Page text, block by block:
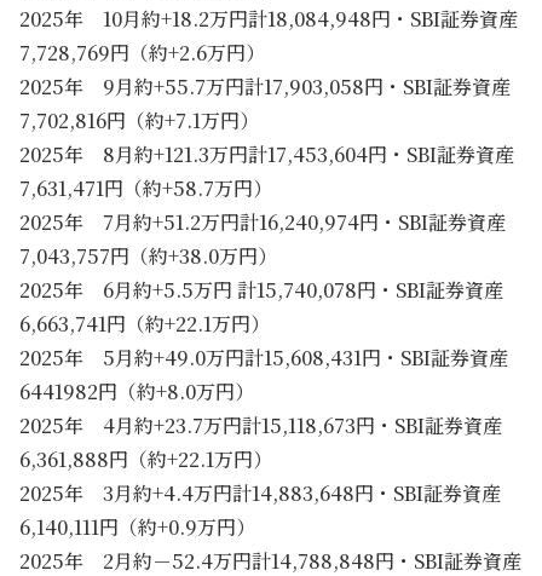
2025年 10月約+18.2万円計18,084,948円・SBI証券資産
7,728,769円（約+2.6万円）
2025年 9月約+55.7万円計17,903,058円・SBI証券資産
7,702,816円（約+7.1万円）
2025年 8月約+121.3万円計17,453,604円・SBI証券資産
7,631,471円（約+58.7万円）
2025年 7月約+51.2万円計16,240,974円・SBI証券資産
7,043,757円（約+38.0万円）
2025年 6月約+5.5万円 計15,740,078円・SBI証券資産
6,663,741円（約+22.1万円）
2025年 5月約+49.0万円計15,608,431円・SBI証券資産
6441982円（約+8.0万円）
2025年 4月約+23.7万円計15,118,673円・SBI証券資産
6,361,888円（約+22.1万円）
2025年 3月約+4.4万円計14,883,648円・SBI証券資産
6,140,111円（約+0.9万円）
2025年 2月約－52.4万円計14,788,848円・SBI証券資産